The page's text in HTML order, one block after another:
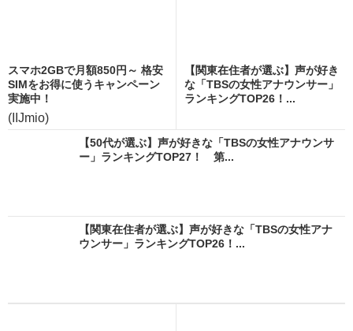
スマホ2GBで月額850円～ 格安
SIMをお得に使うキャンペーン
実施中！
(IIJmio)
【関東在住者が選ぶ】声が好き
な「TBSの女性アナウンサー」
ランキングTOP26！...
【50代が選ぶ】声が好きな「TBSの女性アナウンサ
ー」ランキングTOP27！ 第...
【関東在住者が選ぶ】声が好きな「TBSの女性アナ
ウンサー」ランキングTOP26！...